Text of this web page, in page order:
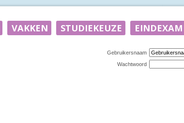
Gebruikersnaam
Wachtwoord